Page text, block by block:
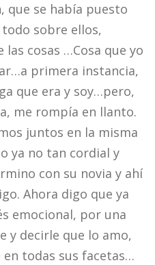
que se había puesto
sobre ellos,
cosas …Cosa que yo
primera instancia,
que era y soy…pero,
me rompía en llanto.
juntos en la misma
ya no tan cordial y
con su novia y ahí
Ahora digo que ya
emocional, por una
y decirle que lo amo,
todas sus facetas…